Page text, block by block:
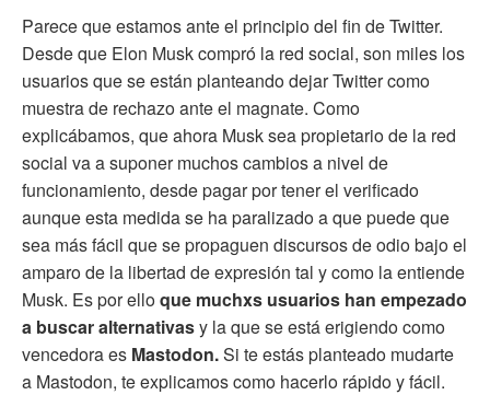
Parece que estamos ante el principio del fin de Twitter.
Desde que Elon Musk compró la red social, son miles los
usuarios que se están planteando dejar Twitter como
muestra de rechazo ante el magnate. Como
explicábamos, que ahora Musk sea propietario de la red
social va a suponer muchos cambios a nivel de
funcionamiento, desde pagar por tener el verificado
aunque esta medida se ha paralizado a que puede que
sea más fácil que se propaguen discursos de odio bajo el
amparo de la libertad de expresión tal y como la entiende
Musk. Es por elloque muchxs usuarios han empezado
a buscar alternativasy la que se está erigiendo como
vencedora es Mastodon.Si te estás planteado mudarte
a Mastodon, te explicamos como hacerlo rápido y fácil.